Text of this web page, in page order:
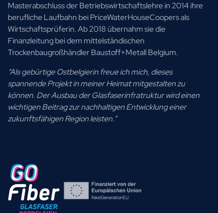
Masterabschluss der Betriebswirtschaftslehre in 2014 ihre
berufliche Laufbahn bei PriceWaterHouseCoopers als
Wirtschaftsprüferin. Ab 2018 übernahm sie die
Finanzleitung bei dem mittelständischen
Trockenbaugroßhändler Baustoff+Metall Belgium.
“Als gebürtige Ostbelgierin freue ich mich, dieses
spannende Projekt in meiner Heimat mitgestalten zu
können. Der Ausbau der Glasfaserinfratruktur wird einen
wichtigen Beitrag zur nachhaltigen Entwicklung einer
zukunftsfähigen Region leisten.”